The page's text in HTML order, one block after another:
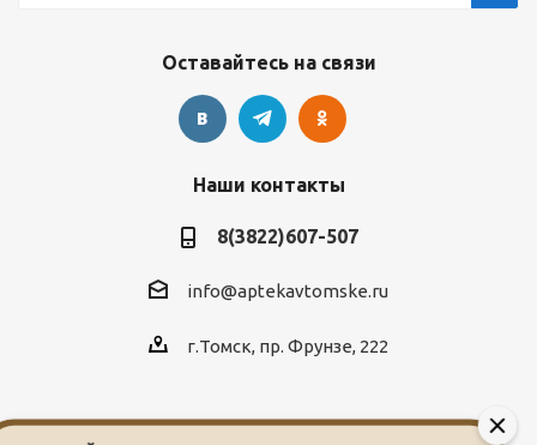
Оставайтесь на связи
Наши контакты
8(3822)607-507
info@aptekavtomske.ru
г.Томск, пр. Фрунзе, 222